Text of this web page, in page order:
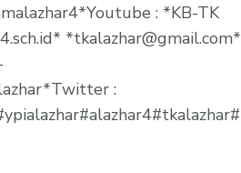
: *KB-TK
*tkalazhar@gmail.com*
: